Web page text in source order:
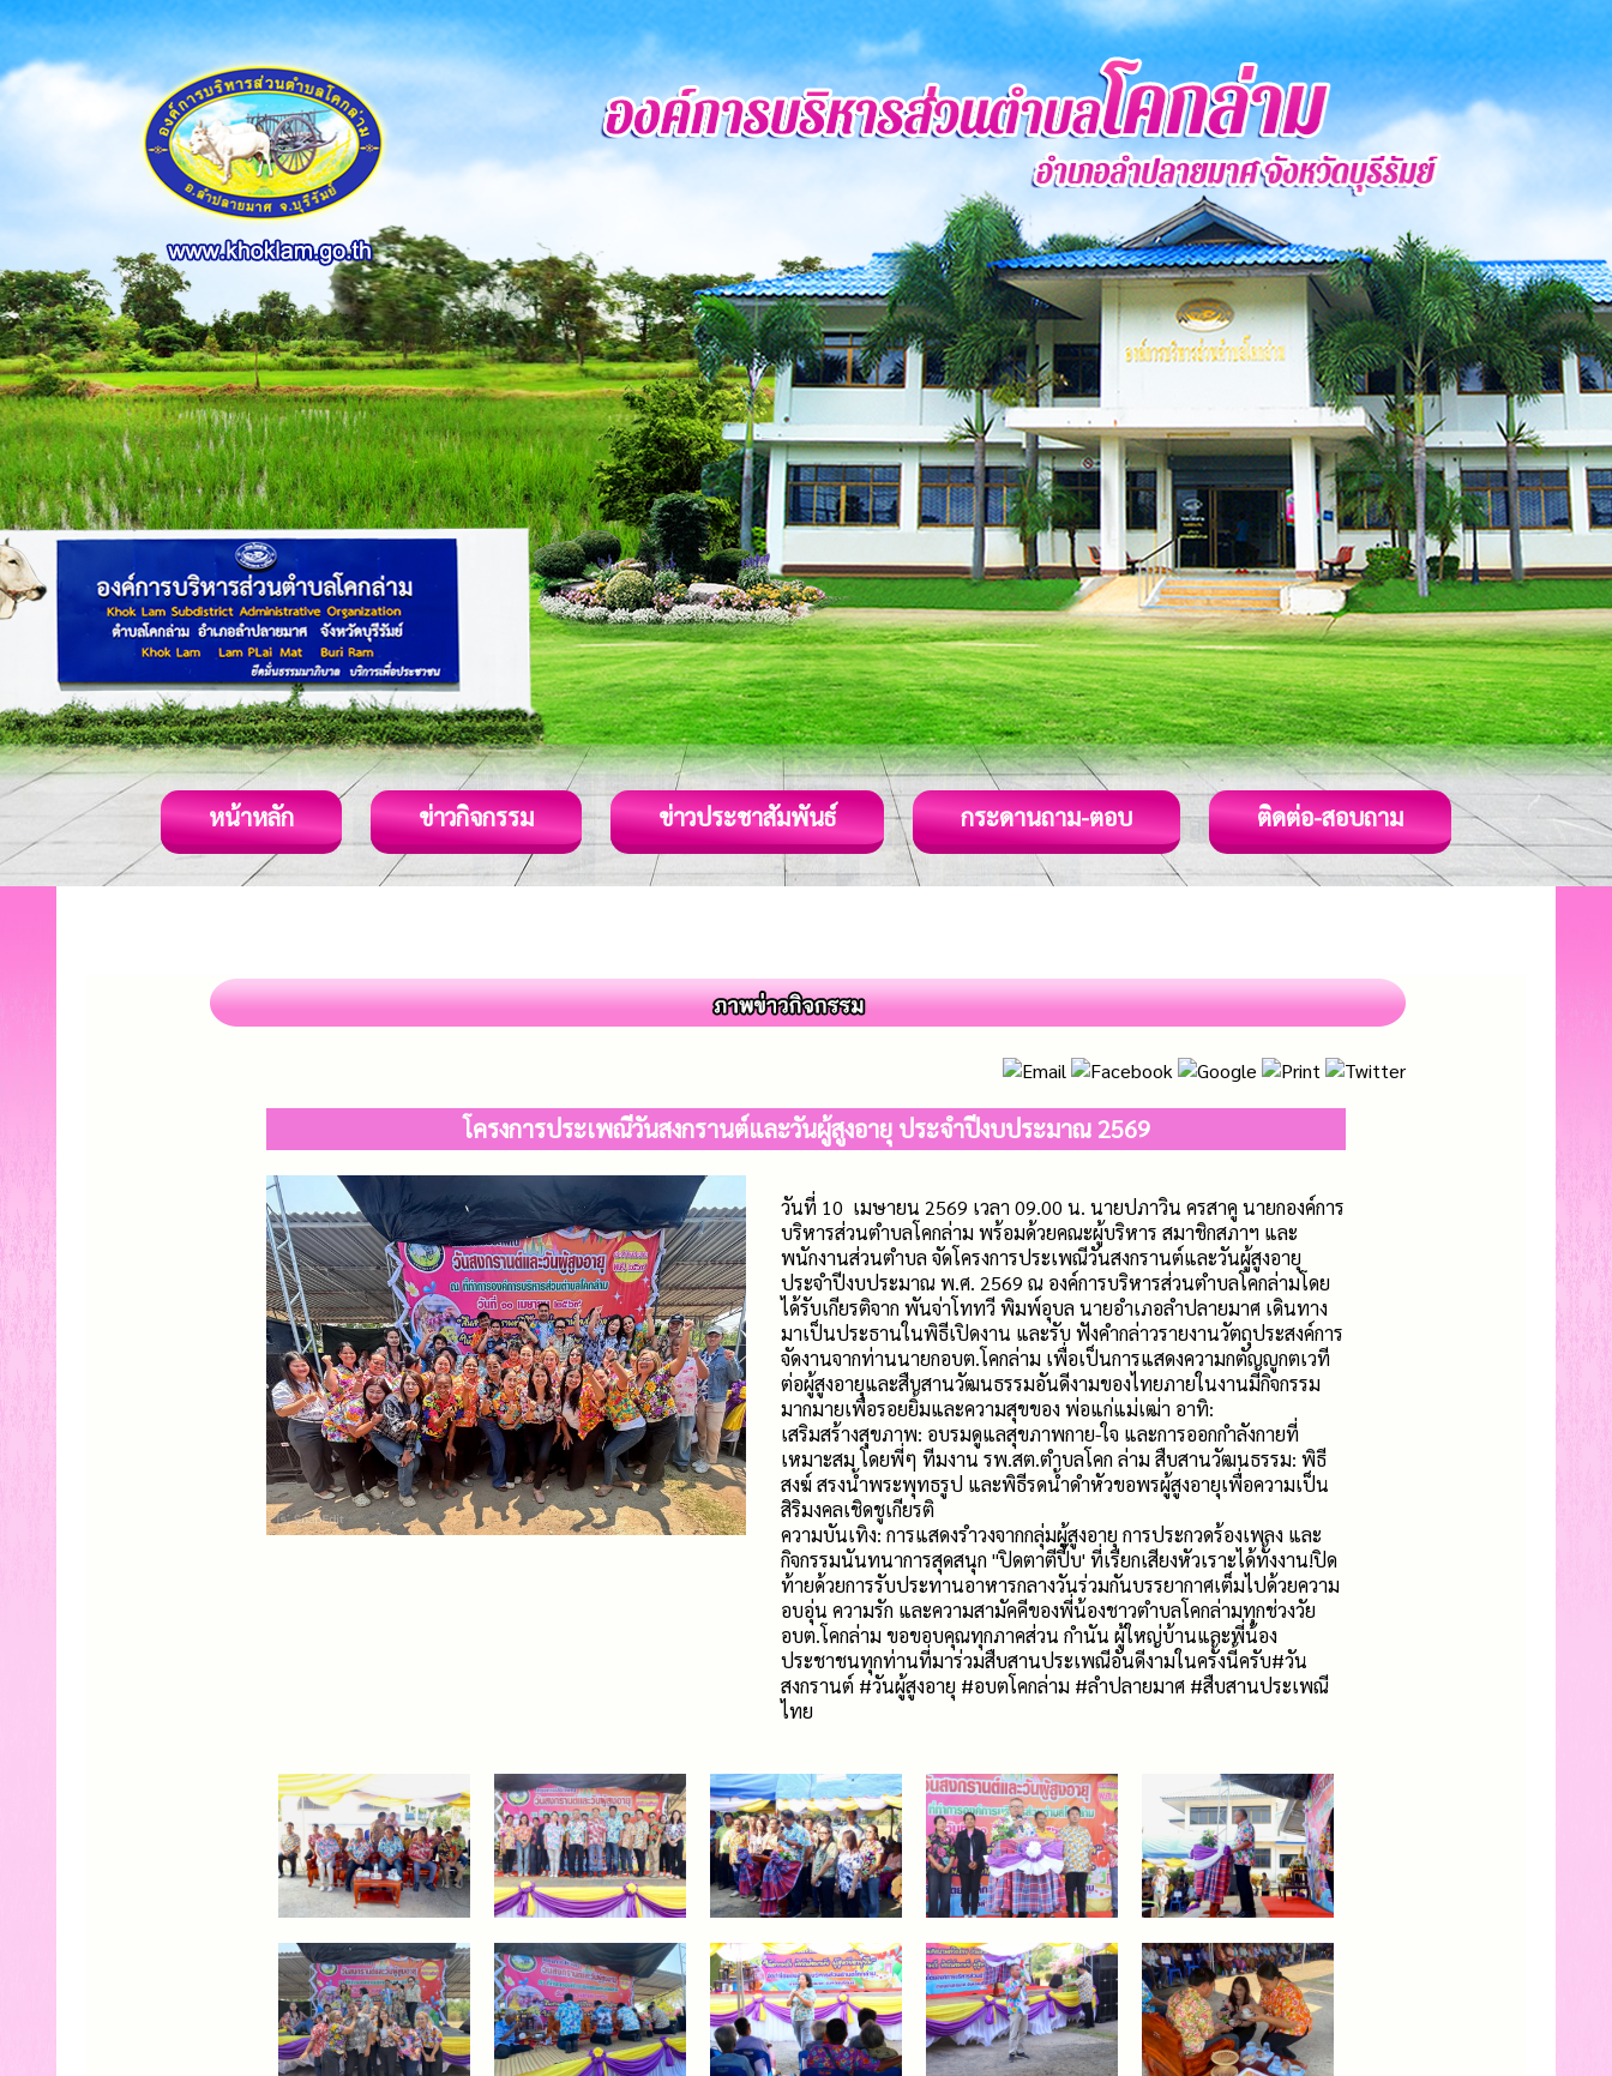
หน้าหลัก ข่าวกิจกรรม ข่าวประชาสัมพันธ์ กระดานถาม-ตอบ ติดต่อ-สอบถาม
โครงการประเพณีวันสงกรานต์และวันผู้สูงอายุ ประจำปีงบประมาณ 2569
วันที่ 10 เมษายน 2569 เวลา 09.00 น. นายปภาวิน ครสาคู นายกองค์การ
บริหารส่วนตำบลโคกล่าม พร้อมด้วยคณะผู้บริหาร สมาชิกสภาฯ และ
พนักงานส่วนตำบล จัดโครงการประเพณีวันสงกรานต์และวันผู้สูงอายุ
ประจำปีงบประมาณ พ.ศ. 2569 ณ องค์การบริหารส่วนตําบลโคกล่ามโดย
ได้รับเกียรติจาก พันจ่าโททวี พิมพ์อุบล นายอำเภอลำปลายมาศ เดินทาง
มาเป็นประธานในพิธีเปิดงาน และรับ ฟังคำกล่าวรายงานวัตถุประสงค์การ
จัดงานจากท่านนายกอบต.โคกล่าม เพื่อเป็นการแสดงความกตัญญูกตเวที
ต่อผู้สูงอายุและสืบสานวัฒนธรรมอันดีงามของไทยภายในงานมีกิจกรรม
มากมายเพื่อรอยยิ้มและความสุขของ พ่อแก่แม่เฒ่า อาทิ:
เสริมสร้างสุขภาพ: อบรมดูแลสุขภาพกาย-ใจ และการออกกำลังกายที่
เหมาะสม โดยพี่ๆ ทีมงาน รพ.สต.ตำบลโคก ล่าม สืบสานวัฒนธรรม: พิธี
สงฆ์ สรงน้ำพระพุทธรูป และพิธีรดน้ำดำหัวขอพรผู้สูงอายุเพื่อความเป็น
สิริมงคลเชิดชูเกียรติ
ความบันเทิง: การแสดงรำวงจากกลุ่มผู้สูงอายุ การประกวดร้องเพลง และ
กิจกรรมนันทนาการสุดสนุก "ปิดตาตีปี๊บ' ที่เรียกเสียงหัวเราะได้ทั้งงาน!ปิด
ท้ายด้วยการรับประทานอาหารกลางวันร่วมกันบรรยากาศเต็มไปด้วยความ
อบอุ่น ความรัก และความสามัคคีของพี่น้องชาวตำบลโคกล่ามทุกช่วงวัย
อบต.โคกล่าม ขอขอบคุณทุกภาคส่วน กำนัน ผู้ใหญ่บ้านและพี่น้อง
ประชาชนทุกท่านที่มาร่วมสืบสานประเพณีอันดีงามในครั้งนี้ครับ#วัน
สงกรานต์ #วันผู้สูงอายุ #อบตโคกล่าม #ลำปลายมาศ #สืบสานประเพณี
ไทย